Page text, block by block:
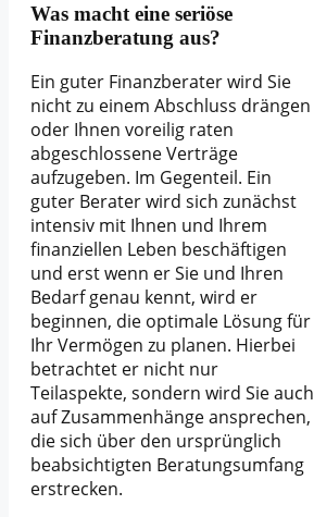
Was macht eine seriöse
Finanzberatung aus?
Ein guter Finanzberater wird Sie
nicht zu einem Abschluss drängen
oder Ihnen voreilig raten
abgeschlossene Verträge
aufzugeben. Im Gegenteil. Ein
guter Berater wird sich zunächst
intensiv mit Ihnen und Ihrem
finanziellen Leben beschäftigen
und erst wenn er Sie und Ihren
Bedarf genau kennt, wird er
beginnen, die optimale Lösung für
Ihr Vermögen zu planen. Hierbei
betrachtet er nicht nur
Teilaspekte, sondern wird Sie auch
auf Zusammenhänge ansprechen,
die sich über den ursprünglich
beabsichtigten Beratungsumfang
erstrecken.